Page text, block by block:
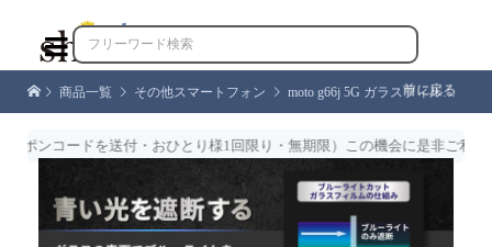

商品一覧 その他スマートフォン moto g66j 5G ガラスフィルム moto g66y 5G フィルム ブルーライトカット motorola 保護フィルム モトローラ PB810000JP PB810001JP PB810002JP シズカウィル
前に戻る
コードを送付・おひとり様1回限り・無期限）この機会に是非ご利用くだ